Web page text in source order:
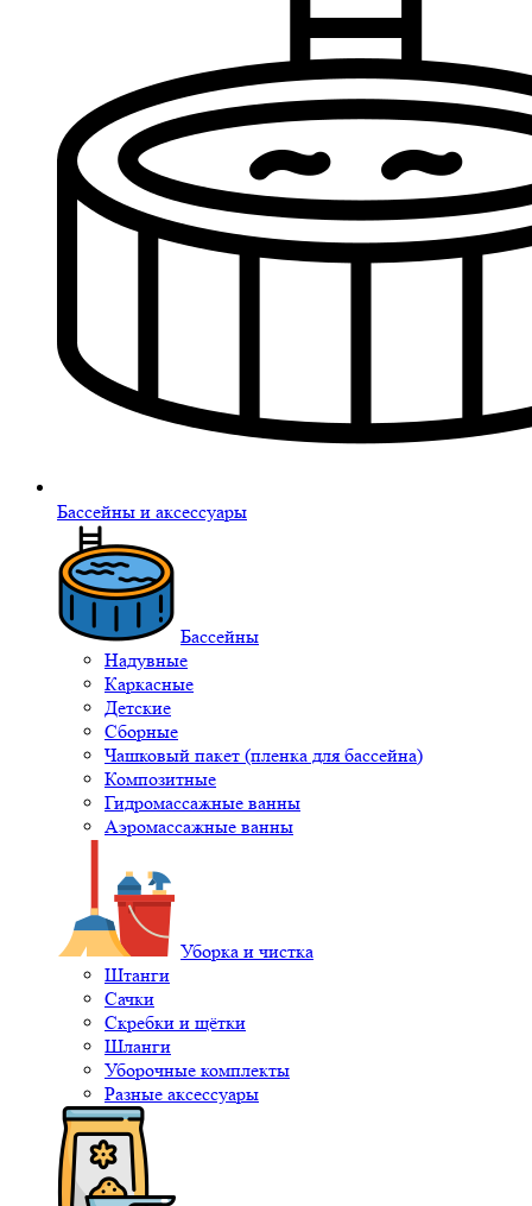
Бассейны и аксессуары
Бассейны
Надувные
Каркасные
Детские
Сборные
Чашковый пакет (пленка для бассейна)
Композитные
Гидромассажные ванны
Аэромассажные ванны
Уборка и чистка
Штанги
Сачки
Скребки и щётки
Шланги
Уборочные комплекты
Разные аксессуары